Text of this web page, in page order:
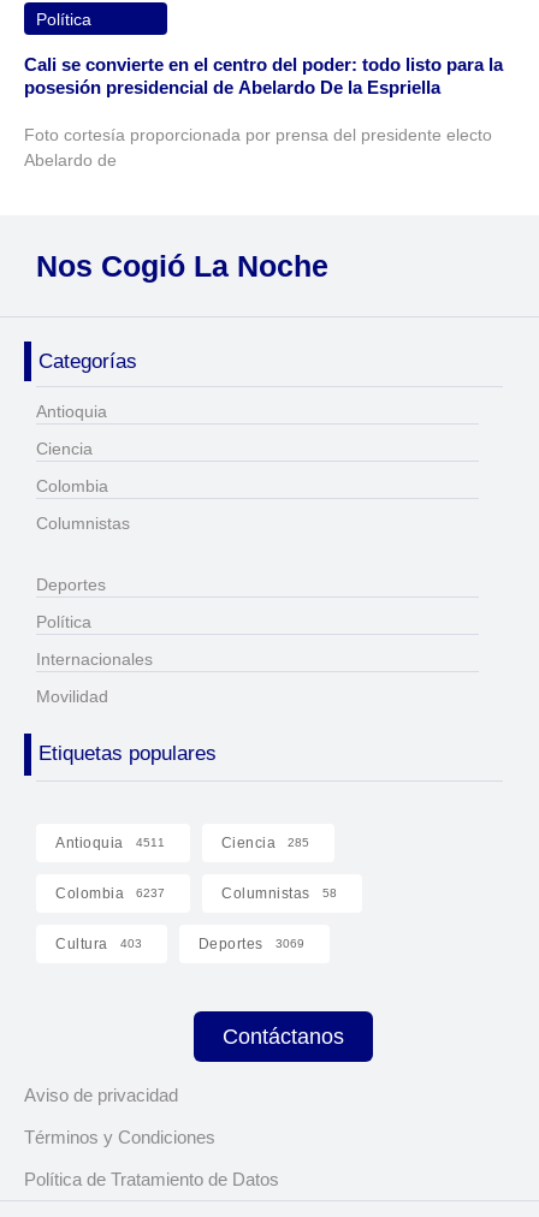
Política
Cali se convierte en el centro del poder: todo listo para la
posesión presidencial de Abelardo De la Espriella
Foto cortesía proporcionada por prensa del presidente electo
Abelardo de
Nos Cogió La Noche
Categorías
Antioquia
Ciencia
Colombia
Columnistas
Deportes
Política
Internacionales
Movilidad
Etiquetas populares
Antioquia 4511 Ciencia 285
Colombia 6237 Columnistas 58
Cultura 403 Deportes 3069
Contáctanos
Aviso de privacidad
Términos y Condiciones
Política de Tratamiento de Datos